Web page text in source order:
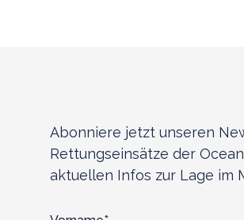
systematischer
Menschenrechtsverletzungen durch
beide Seiten gegenüber Menschen auf
der Flucht, Asylsuchenden und
Abonniere jetzt unseren
Rettungseinsätze der
aktuellen Infos zur Lage im